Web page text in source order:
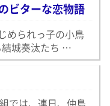
ビターな恋物語
められっ子の小鳥
結城奏汰たち …
では、連日、仲島